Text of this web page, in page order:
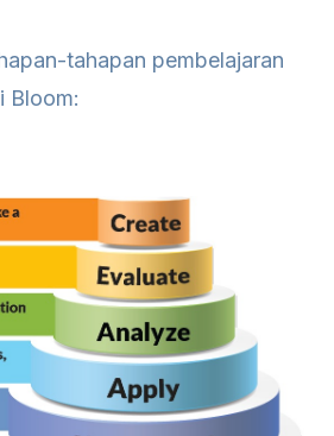
tahapan pembelajaran
Bloom: